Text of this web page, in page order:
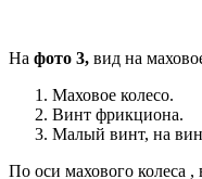
На фото 3, вид на
Маховое колесо.
Винт фрикциона.
Малый винт, на
По оси махового колеса